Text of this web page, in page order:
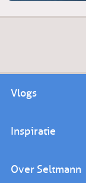
Vlogs
Inspiratie
Over Seltmann